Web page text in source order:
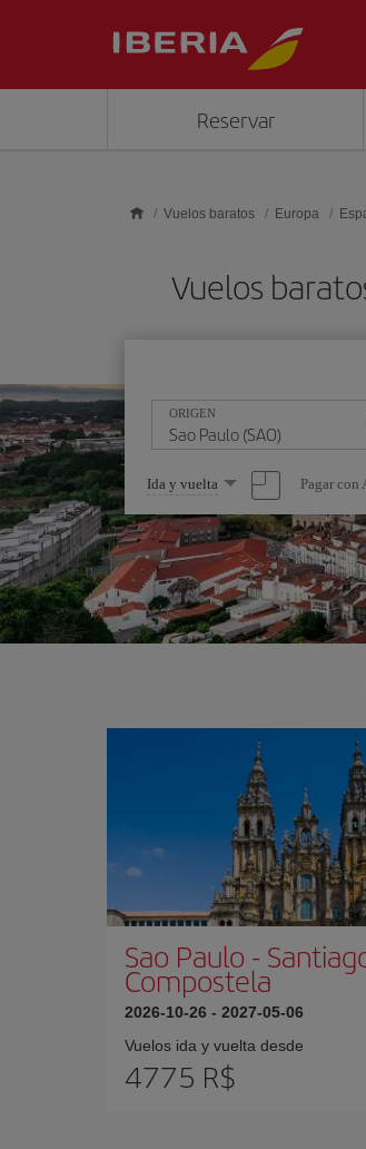
Reservar
Vuelos baratos Europa
Vuelos
ORIGEN
Seleccione
una
opción
Ida y vuelta Pagar con
Sao Paulo -
Compostela
2026-10-26 - 2027-05-06
Vuelos ida y vuelta desde
4775 R$